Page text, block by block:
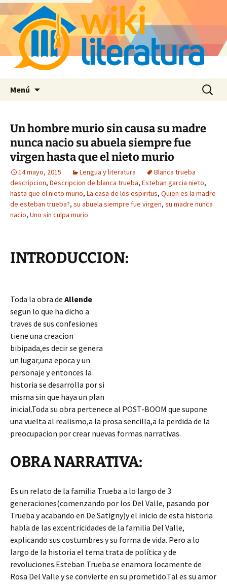
Menú Buscar:
Un hombre murio sin causa su madre
nunca nacio su abuela siempre fue
virgen hasta que el nieto murio
14 mayo, 2015 Lengua y literatura
Blanca trueba
descripcion, Descripcion de blanca trueba, Esteban garcia nieto,
hasta que el nieto murio, La casa de los espiritus, Quien es la madre
de esteban trueba?, su abuela siempre fue virgen, su madre nunca
nacio, Uno sin culpa murio
INTRODUCCION:
Toda la obra de Allende
segun lo que ha dicho a
traves de sus confesiones
tiene una creacion
bibipada,es decir se genera
un lugar,una epoca y un
personaje y entonces la
historia se desarrolla por si
misma sin que haya un plan
inicial.Toda su obra pertenece al POST-BOOM que supone
una vuelta al realismo,a la prosa sencilla,a la perdida de la
preocupacion por crear nuevas formas narrativas.
OBRA NARRATIVA:
Es un relato de la familia Trueba a lo largo de 3
generaciones(comenzando por los Del Valle, pasando por
Trueba y acabando en De Satigny)y el inicio de esta historia
habla de las excentricidades de la familia Del Valle,
explicando sus costumbres y su forma de vida. Pero a lo
largo de la historia el tema trata de política y de
revoluciones.Esteban Trueba se enamora locamente de
Rosa Del Valle y se convierte en su prometido.Tal es su amor